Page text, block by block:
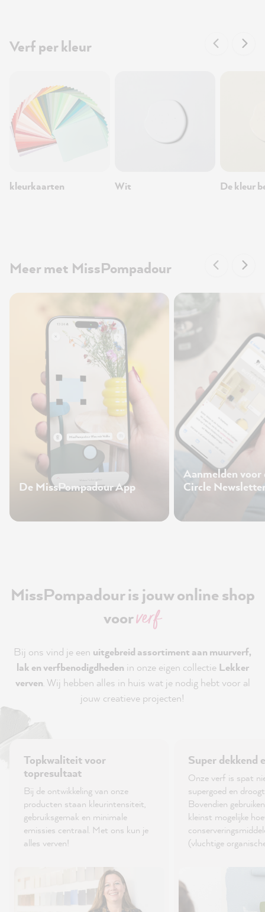
Verf per kleur
kleurkaarten Wit De kleur
Meer met MissPompadour
De MissPompadour App
Aanmelden voor
Circle
MissPompadour is jouw online shop
voorverf
Bij ons vind je een uitgebreid assortiment aan muurverf,
lak en verfbenodigdheden in onze eigen collectie Lekker
verven. Wij hebben alles in huis wat je nodig hebt voor al
jouw creatieve projecten!
Topkwaliteit voor
topresultaat
Bij de ontwikkeling van onze
producten staan kleurintensiteit,
gebruiksgemak en minimale
emissies centraal. Met ons kun je
alles verven!
Super dekkend
Onze verf is spat
supergoed en
Bovendien
kleinst mogelijke
(vluchtige